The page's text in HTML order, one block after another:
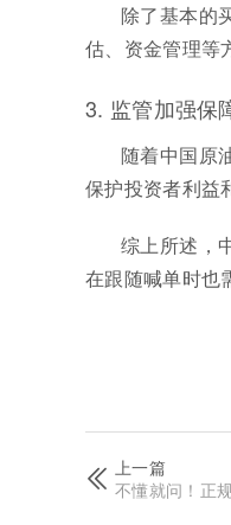
除了基本的
估、资金管理等
3. 监管加强保
随着中国原
保护投资者利益
综上所述，
在跟随喊单时也
上一篇
不懂就问！正